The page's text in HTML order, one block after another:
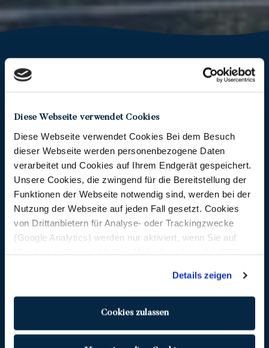
Diese Webseite verwendet Cookies
Diese Webseite verwendet Cookies Bei dem Besuch
dieser Webseite werden personenbezogene Daten
verarbeitet und Cookies auf Ihrem Endgerät gespeichert.
Unsere Cookies, die zwingend für die Bereitstellung der
Funktionen der Webseite notwendig sind, werden bei der
Nutzung der Webseite auf jeden Fall gesetzt. Cookies
von Drittanbietern für Analyse- oder Trackingzwecke
(Google Analytics) werden nur aktiviert, wenn Sie auf
Datenschutzerklärung—
Impressum.
Details zeigen
Cookies zulassen
Unter den Lichtern Frankfurts
Spüre den echten Frankfurter Vibe in der
einzigen Summer Lounge auf dem Wasser.
Lass dich in entspannter Atmosphäre von
tollen Weinen, echter Freundlichkeit, bestem
Essen und einem Blick verwöhnen, an dem
man sich auch als Frankfurter nicht so schnell
satt sieht.
Spannende Menschen, viele Sprachen,
unterschiedliche Nationen und Generationen
fast ein bisschen Fernweh kriegen lässt.
Frankfurt, die Lichter der Stadt und ein Glas
Wein in der Hand: Das erlebst du in unserer